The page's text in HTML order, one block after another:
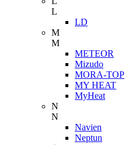
L
LD
M
M
METEOR
Mizudo
MORA-TOP
MY HEAT
MyHeat
N
N
Navien
Neptun